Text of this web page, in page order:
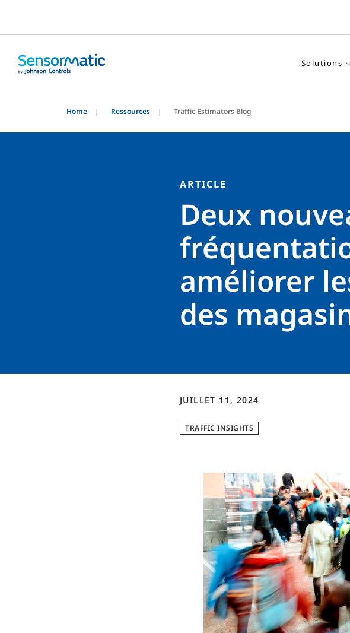
Solutions
Home Ressources Traffic Estimators Blog
ARTICLE
Deux
améliorer
des
JUILLET 11, 2024
TRAFFIC INSIGHTS